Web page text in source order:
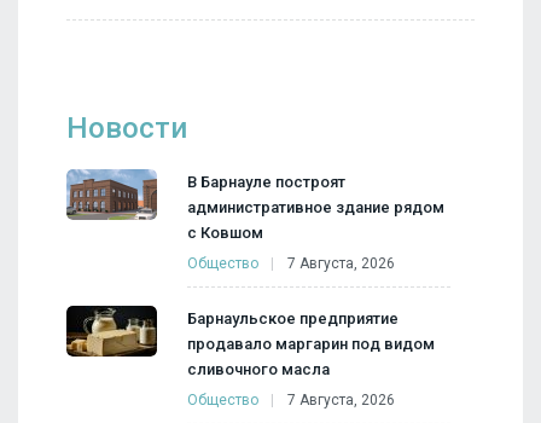
Новости
В Барнауле построят
административное здание рядом
с Ковшом
Общество 7 Августа, 2026
Барнаульское предприятие
продавало маргарин под видом
сливочного масла
Общество 7 Августа, 2026